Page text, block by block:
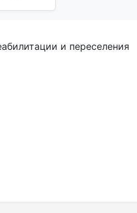
и переселения